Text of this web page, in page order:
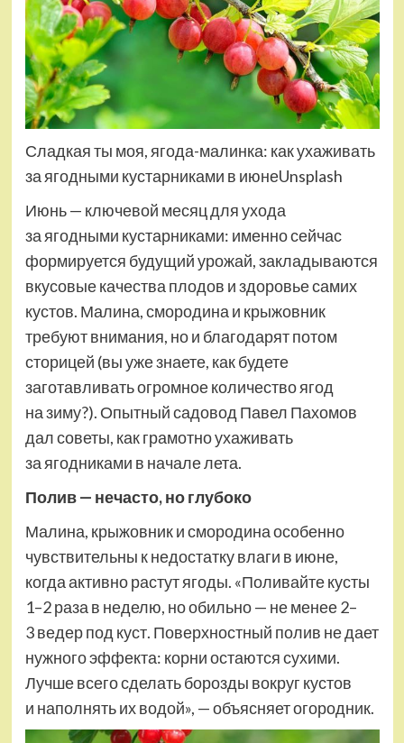
Сладкая ты моя, ягода-малинка: как ухаживать
за ягодными кустарниками в июнеUnsplash
Июнь — ключевой месяц для ухода
за ягодными кустарниками: именно сейчас
формируется будущий урожай, закладываются
вкусовые качества плодов и здоровье самих
кустов. Малина, смородина и крыжовник
требуют внимания, но и благодарят потом
сторицей (вы уже знаете, как будете
заготавливать огромное количество ягод
на зиму?). Опытный садовод Павел Пахомов
дал советы, как грамотно ухаживать
за ягодниками в начале лета.
Полив — нечасто, но глубоко
Малина, крыжовник и смородина особенно
чувствительны к недостатку влаги в июне,
когда активно растут ягоды. «Поливайте кусты
1–2 раза в неделю, но обильно — не менее 2–
3 ведер под куст. Поверхностный полив не дает
нужного эффекта: корни остаются сухими.
Лучше всего сделать борозды вокруг кустов
и наполнять их водой», — объясняет огородник.